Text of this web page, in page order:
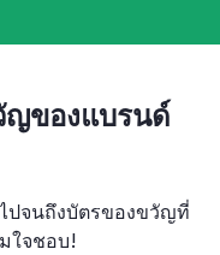
ญของแบรนด์
ปจนถึงบัตรของขวัญที่
ใจชอบ!